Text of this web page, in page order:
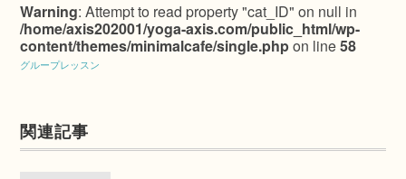
Warning: Attempt to read property "cat_ID" on null in
/home/axis202001/yoga-axis.com/public_html/wp-
content/themes/minimalcafe/single.phpon line58
グループレッスン
関連記事